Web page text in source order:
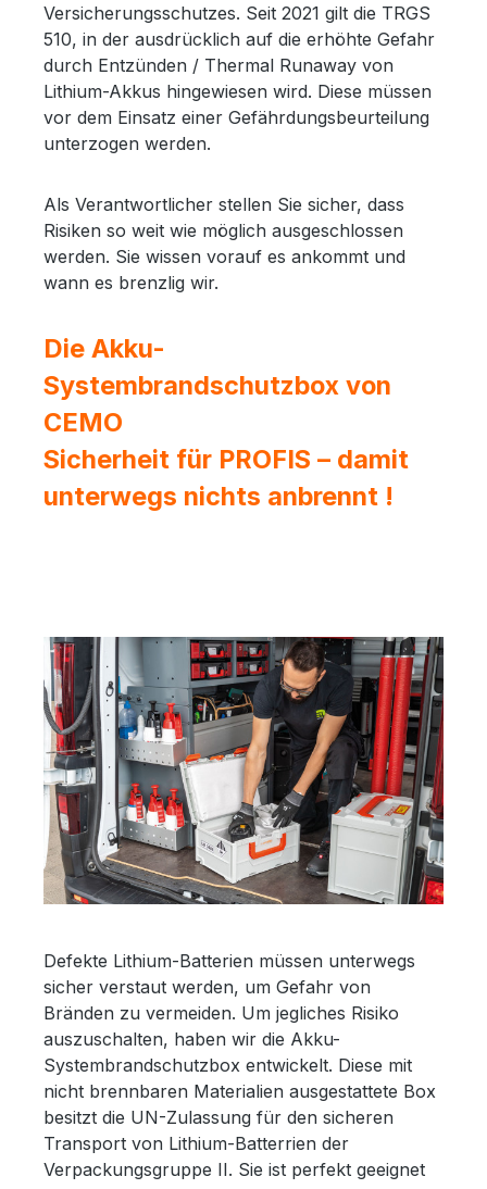
Versicherungsschutzes. Seit 2021 gilt die TRGS
510, in der ausdrücklich auf die erhöhte Gefahr
durch Entzünden / Thermal Runaway von
Lithium-Akkus hingewiesen wird. Diese müssen
vor dem Einsatz einer Gefährdungsbeurteilung
unterzogen werden.
Als Verantwortlicher stellen Sie sicher, dass
Risiken so weit wie möglich ausgeschlossen
werden. Sie wissen vorauf es ankommt und
wann es brenzlig wir.
Die Akku-
Systembrandschutzbox von
CEMO
Sicherheit für PROFIS – damit
unterwegs nichts anbrennt !
Defekte Lithium-Batterien müssen unterwegs
sicher verstaut werden, um Gefahr von
Bränden zu vermeiden. Um jegliches Risiko
auszuschalten, haben wir die Akku-
Systembrandschutzbox entwickelt. Diese mit
nicht brennbaren Materialien ausgestattete Box
besitzt die UN-Zulassung für den sicheren
Transport von Lithium-Batterrien der
Verpackungsgruppe II. Sie ist perfekt geeignet